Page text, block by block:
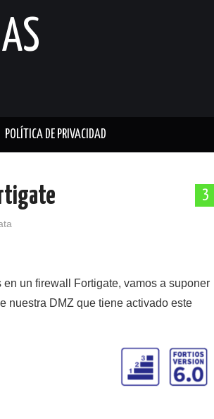
POLÍTICA DE PRIVACIDAD
3
un firewall Fortigate, vamos a suponer
nuestra DMZ que tiene activado este